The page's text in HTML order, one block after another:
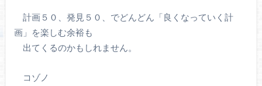
計画５０、発見５０、でどんどん「良くなっていく計
画」を楽しむ余裕も
出てくるのかもしれません。
コゾノ